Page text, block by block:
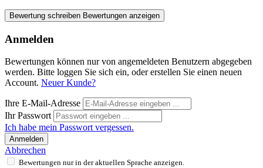
Bewertung schreiben Bewertungen anzeigen
Anmelden
Bewertungen können nur von angemeldeten Benutzern abgegeben
werden. Bitte loggen Sie sich ein, oder erstellen Sie einen neuen
Account. Neuer Kunde?
Ihre E-Mail-Adresse
Ihr Passwort
Ich habe mein Passwort vergessen.
Anmelden
Abbrechen
Bewertungen nur in der aktuellen Sprache anzeigen.